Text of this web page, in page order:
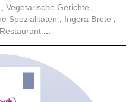
Vegetarische Gerichte
Spezialitäten
Ingera Brote